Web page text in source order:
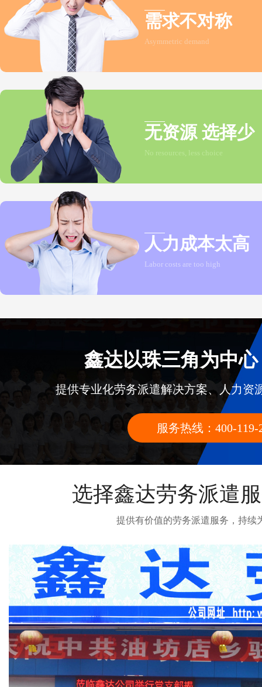
需求不对称
Asymmetric demand
无资源 选择少
No resources, less choice
人力成本太高
Labor costs are too high
鑫达以珠三角为中
提供专业化劳务派遣解决方案、人力资
服务热线：400-119-
选择鑫达劳务派遣
提供有价值的劳务派遣服务，持续